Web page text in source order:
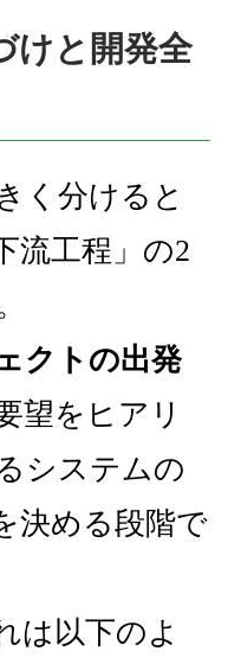
けと開発全
く分けると
流工程」の2
クトの出発
望をヒアリ
システムの
決める段階で
は以下のよ